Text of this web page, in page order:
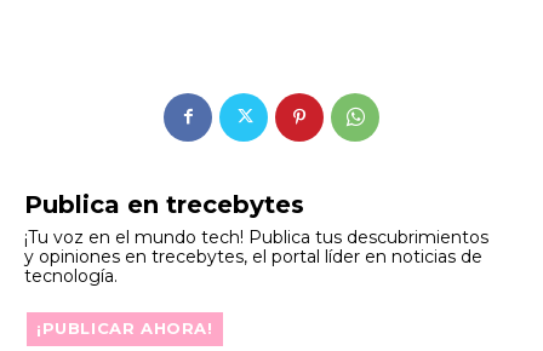
Publica en trecebytes
¡Tu voz en el mundo tech! Publica tus descubrimientos
y opiniones en trecebytes, el portal líder en noticias de
tecnología.
¡PUBLICAR AHORA!